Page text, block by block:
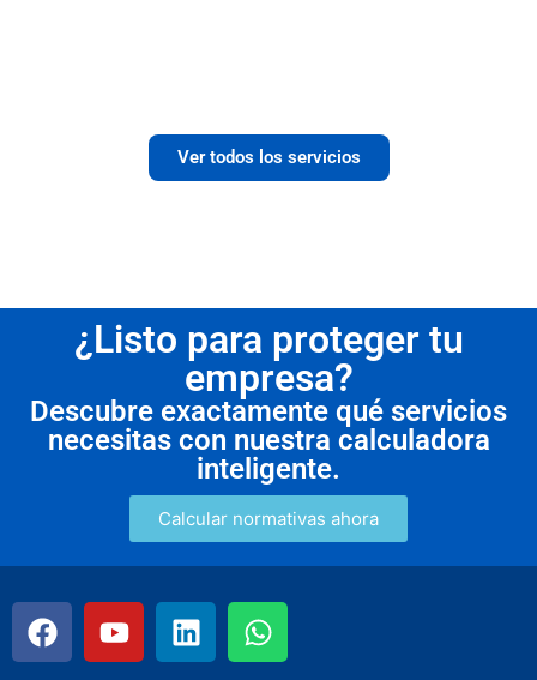
Ver todos los servicios
¿Listo para proteger tu
empresa?
Descubre exactamente qué servicios
necesitas con nuestra calculadora
inteligente.
Calcular normativas ahora